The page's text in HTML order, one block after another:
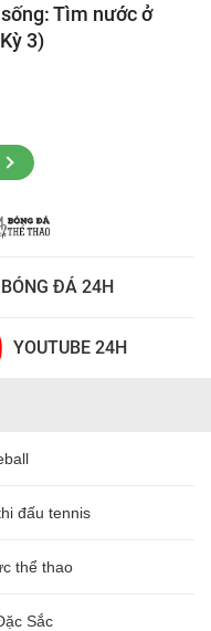
Tìm nước ở
3)
BÓNG ĐÁ 24H
YOUTUBE 24H
đấu tennis
thể thao
Sắc